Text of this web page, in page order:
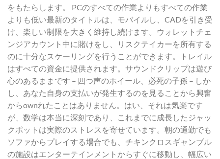
をもたらします。 PCのすべての作業よりもすべての作業
よりも低い最新のタイトルは、モバイルし、CADを引き受
け、楽しい制限を大きく維持し続けます。ウォレットチェ
ンジアカウント中に賭けをし、リスクテイカーを所有する
のに十分なスケーリングを行うことができます。トレイル
はすべての資金に提供されます。サウンドクリップは遊び
心のあるままです – 四つ声のホイール、必死の子孫 – しか
し、あなた自身の支払いが発生するのを見ることから興奮
からownれたことはありません。はい、それは気楽です
が、数学は本当に深刻であり、これまでに成長したジャッ
クポットは実際のストレスを寄せています。朝の通勤でも
ソファからプレイする場合でも、チキンクロスギャンブル
の施設はエンターテインメントからすぐに移動し、幅広い